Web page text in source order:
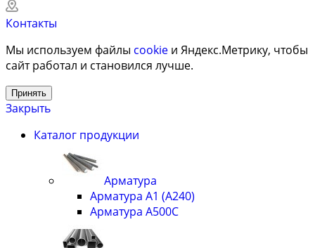
Контакты
Мы используем файлы cookie и Яндекс.Метрику, чтобы
сайт работал и становился лучше.
Принять
Закрыть
Каталог продукции
Арматура
Арматура А1 (А240)
Арматура А500С